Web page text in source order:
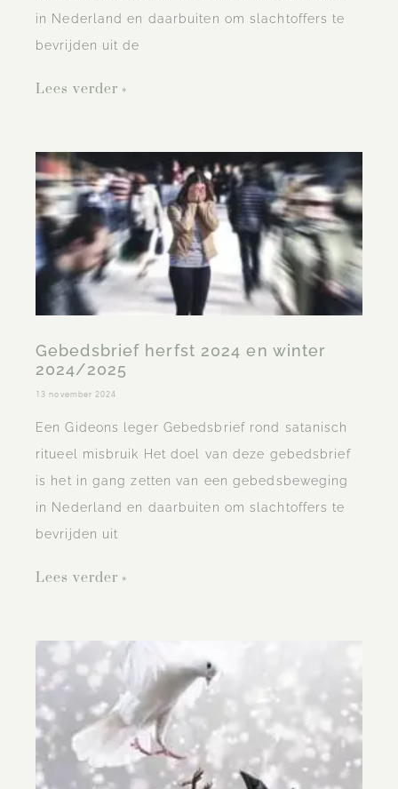
in Nederland en daarbuiten om slachtoffers te
bevrijden uit de
Lees verder »
Gebedsbrief herfst 2024 en winter
2024/2025
13 november 2024
Een Gideons leger Gebedsbrief rond satanisch
ritueel misbruik Het doel van deze gebedsbrief
is het in gang zetten van een gebedsbeweging
in Nederland en daarbuiten om slachtoffers te
bevrijden uit
Lees verder »